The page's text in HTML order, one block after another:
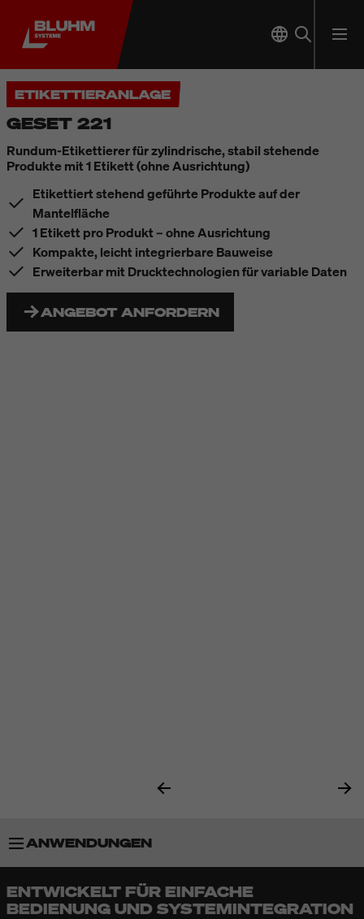
ETIKETTIERANLAGE
GESET 221
Rundum-Etikettierer für zylindrische, stabil stehende
Produkte mit 1 Etikett (ohne Ausrichtung)
Etikettiert stehend geführte Produkte auf der
Mantelfläche
1 Etikett pro Produkt – ohne Ausrichtung
Kompakte, leicht integrierbare Bauweise
Erweiterbar mit Drucktechnologien für variable Daten
ANGEBOT ANFORDERN
ANWENDUNGEN
BESONDERHEITEN
ENTWICKELT FÜR EINFACHE
BEDIENUNG UND SYSTEMINTEGRATION